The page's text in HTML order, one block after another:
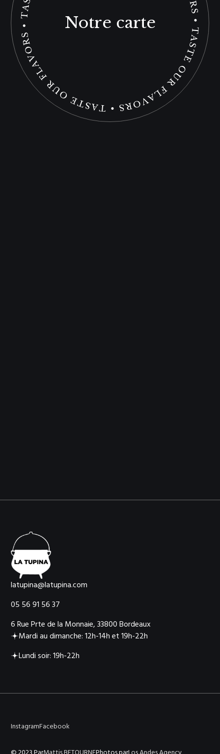
Notre carte
latupina@latupina.com
05 56 91 56 37
6 Rue Prte de la Monnaie, 33800 Bordeaux
Mardi au dimanche: 12h-14h et 19h-22h
Lundi soir: 19h-22h
InstagramFacebook